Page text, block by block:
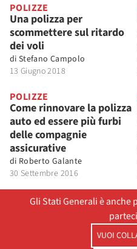
POLIZZE
Una polizza per
scommettere sul ritardo
dei voli
di Stefano Campolo
13 Giugno 2018
POLIZZE
Come rinnovare la polizza
auto ed essere più furbi
delle compagnie
assicurative
di Roberto Galante
30 Settembre 2016
Gli Stati Generali è
VUOI